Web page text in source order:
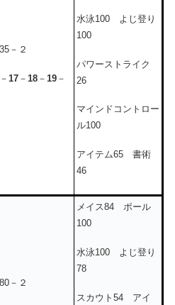
－２
17 － 18 － 19 －
水泳100 よじ登り
100
パワーストライク
26
マインドコントロー
ル100
アイテム65 書術
46
－２
メイス84 ポール
100
水泳100 よじ登り
78
スカウト54 アイ